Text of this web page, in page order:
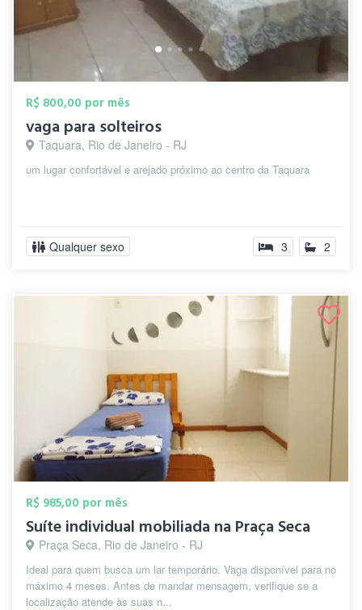
R$ 800,00 por mês
vaga para solteiros
Taquara, Rio de Janeiro - RJ
um lugar confortável e arejado próximo ao centro da Taquara
Qualquer sexo 3 2
R$ 985,00 por mês
Suíte individual mobiliada na Praça Seca
Praça Seca, Rio de Janeiro - RJ
Ideal para quem busca um lar temporário. Vaga disponível para no
máximo 4 meses. Antes de mandar mensagem, verifique se a
localização atende às suas n...